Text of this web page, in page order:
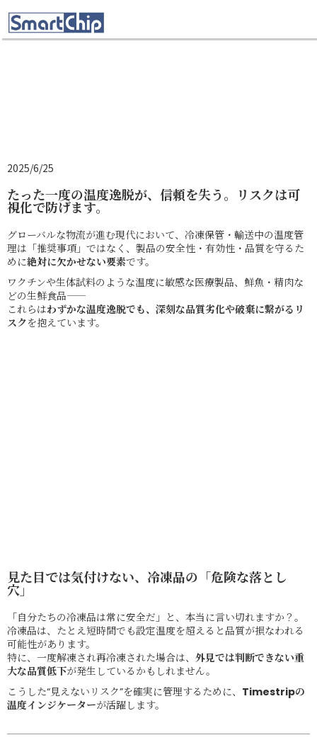
2025/6/25
たった一度の温度逸脱が、信頼を失う。リスクは可
視化で防げます。
グローバルな物流が進む現代において、冷凍保管・輸送中の温度管
理は「推奨事項」ではなく、製品の安全性・有効性・品質を守るた
めに絶対に欠かせない要素です。
ワクチンや生体試料のような温度に敏感な医療製品、鮮魚・精肉な
どの生鮮食品――
これらはわずかな温度逸脱でも、深刻な品質劣化や破棄に繋がるリ
スクを抱えています。
見た目では気付けない、冷凍品の「危険な落とし
穴」
「自分たちの冷凍品は常に安全だ」と、本当に言い切れますか？。
冷凍品は、たとえ短時間でも設定温度を超えると品質が損なわれる
可能性があります。
特に、一度解凍され再冷凍された場合は、 外見では判断できない重
大な品質低下が発生しているかもしれません。
こうした“見えないリスク”を確実に管理するために、 Timestripの
温度インジケーターが活躍します。